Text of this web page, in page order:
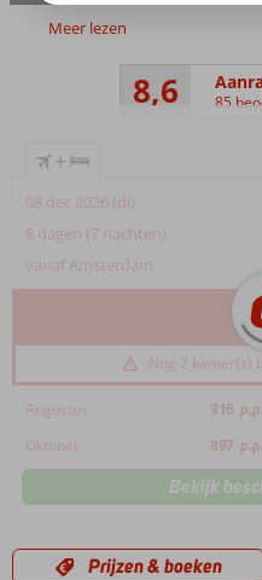
Meer lezen
8,6 85
+
08 dec 2026 (di)
8 dagen (7 nachten)
vanaf Amsterdam
Nog 2 kamer(s)
Augustus 916 p.p.
Oktober
897 p.p.
Bekijk
Prijzen & boeken